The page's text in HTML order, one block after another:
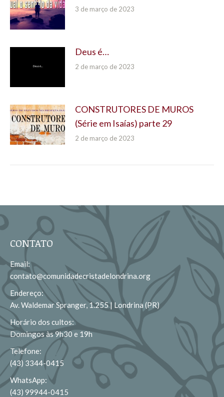
3 de março de 2023
Deus é…
2 de março de 2023
CONSTRUTORES DE MUROS
(Série em Isaías) parte 29
2 de março de 2023
CONTATO
Email:
contato@comunidadecristadelondrina.org
Endereço:
Av. Waldemar Spranger, 1.255 | Londrina (PR)
Horário dos cultos:
Domingos às 9h30 e 19h
Telefone:
(43) 3344-0415
WhatsApp:
(43) 99944-0415